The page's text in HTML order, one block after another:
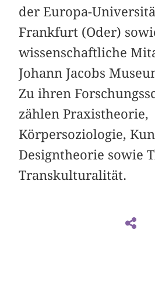
der Europa-
Frankfurt (Oder)
wissenschaftliche
Johann Jacobs
Zu ihren
zählen Praxistheorie,
Körpersoziologie,
Designtheorie sowie
Transkulturalität.